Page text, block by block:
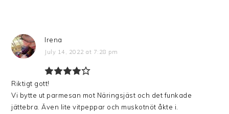
Irena
July 14, 2022 at 7:28 pm
Riktigt gott!
Vi bytte ut parmesan mot Näringsjäst och det funkade
jättebra. Även lite vitpeppar och muskotnöt åkte i.